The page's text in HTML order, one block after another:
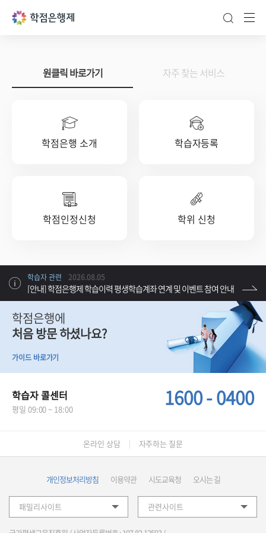
통합검색
주
원클릭 바로가기현재활성화 탭 자주 찾는 서비스
학점은행 소개 학습자등록
학점인정신청 학위 신청
학습자 관련 2026.08.05
[안내] 학점은행제 학습이력 평생학습계좌 연계 및 이벤트 참여 안내
학점은행에
처음 방문 하셨나요?
가이드 바로가기
학습자 콜센터
평일 09:00 ~ 18:00 1600 - 0400
온라인 상담 자주하는 질문
개인정보처리방침 이용약관 시도교육청 오시는 길
패밀리사이트 관련사이트